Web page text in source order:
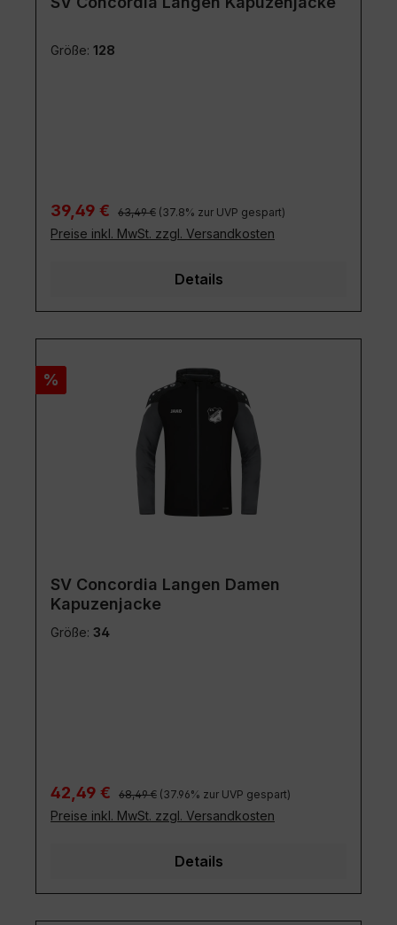
Größe: 128
Verkaufspreis:
39,49 € Regulärer Preis:
63,49 € (37.8% zur UVP gespart)
Preise inkl. MwSt. zzgl. Versandkosten
Details
Rabatt
%
SV Concordia Langen Damen
Kapuzenjacke
Größe: 34
Verkaufspreis:
42,49 € Regulärer Preis:
68,49 € (37.96% zur UVP gespart)
Preise inkl. MwSt. zzgl. Versandkosten
Details